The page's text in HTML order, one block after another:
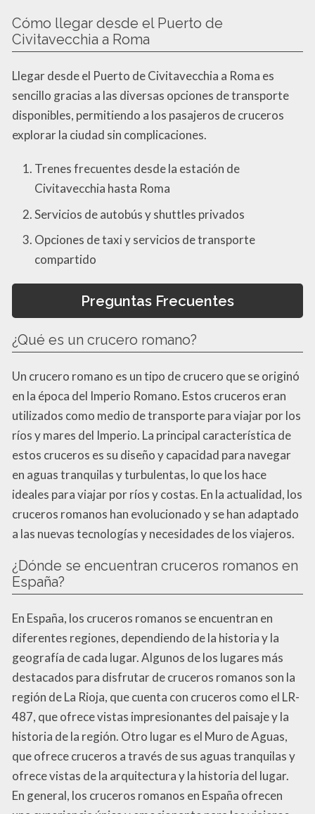
Cómo llegar desde el Puerto de
Civitavecchia a Roma
Llegar desde el Puerto de Civitavecchia a Roma es
sencillo gracias a las diversas opciones de transporte
disponibles, permitiendo a los pasajeros de cruceros
explorar la ciudad sin complicaciones.
Trenes frecuentes desde la estación de
Civitavecchia hasta Roma
Servicios de autobús y shuttles privados
Opciones de taxi y servicios de transporte
compartido
Preguntas Frecuentes
¿Qué es un crucero romano?
Un crucero romano es un tipo de crucero que se originó
en la época del Imperio Romano. Estos cruceros eran
utilizados como medio de transporte para viajar por los
ríos y mares del Imperio. La principal característica de
estos cruceros es su diseño y capacidad para navegar
en aguas tranquilas y turbulentas, lo que los hace
ideales para viajar por ríos y costas. En la actualidad, los
cruceros romanos han evolucionado y se han adaptado
a las nuevas tecnologías y necesidades de los viajeros.
¿Dónde se encuentran cruceros romanos en
España?
En España, los cruceros romanos se encuentran en
diferentes regiones, dependiendo de la historia y la
geografía de cada lugar. Algunos de los lugares más
destacados para disfrutar de cruceros romanos son la
región de La Rioja, que cuenta con cruceros como el LR-
487, que ofrece vistas impresionantes del paisaje y la
historia de la región. Otro lugar es el Muro de Aguas,
que ofrece cruceros a través de sus aguas tranquilas y
ofrece vistas de la arquitectura y la historia del lugar.
En general, los cruceros romanos en España ofrecen